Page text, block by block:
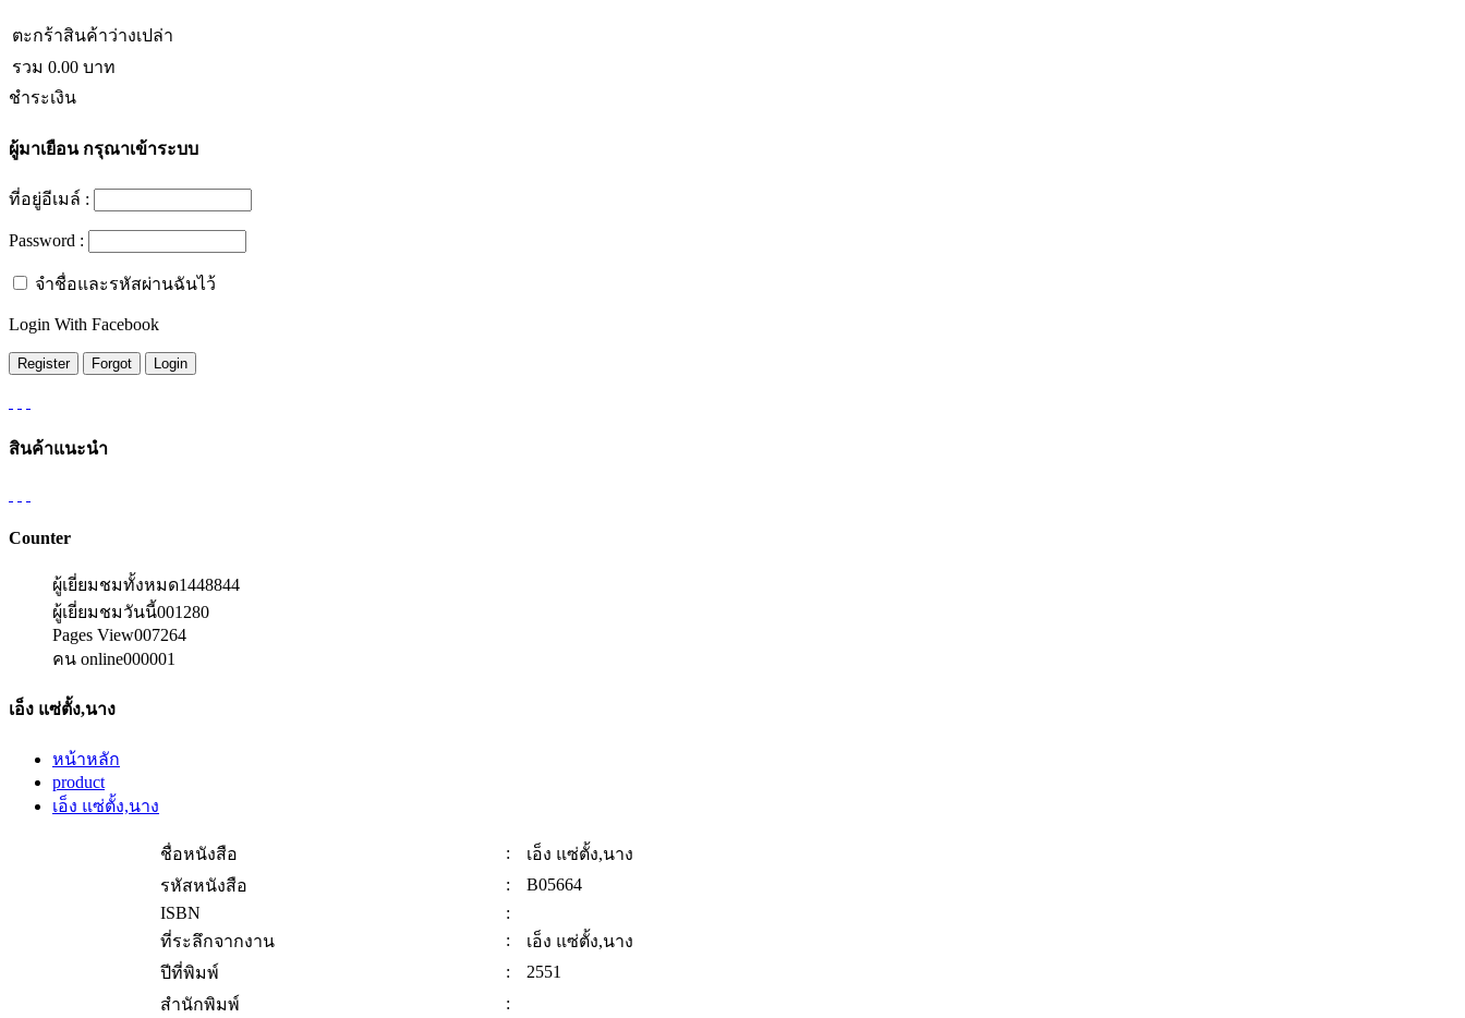
ตะกร้าสินค้าว่างเปล่า
รวม 0.00 บาท
ชำระเงิน
ผู้มาเยือนกรุณาเข้าระบบ
ที่อยู่อีเมล์ :
Password :
จำชื่อและรหัสผ่านฉันไว้
Login With Facebook
สินค้าแนะนำ
Counter
ผู้เยี่ยมชมทั้งหมด1448844
ผู้เยี่ยมชมวันนี้001280
Pages View007264
คน online000001
เอ็ง แซ่ตั้ง,นาง
หน้าหลัก
product
เอ็ง แซ่ตั้ง,นาง
ชื่อหนังสือ :
เอ็ง แซ่ตั้ง,นาง
รหัสหนังสือ
:
B05664
ISBN
:
ที่ระลึกจากงาน
:
เอ็ง แซ่ตั้ง,นาง
ปีที่พิมพ์
:
2551
สำนักพิมพ์
: